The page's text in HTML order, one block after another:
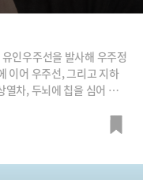
인우주선을 발사해 우주정
이어 우주선, 그리고 지하
열차, 두뇌에 칩을 심어 컴